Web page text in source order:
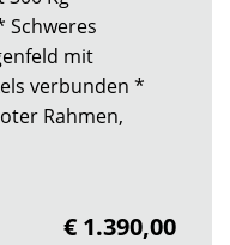
Schweres
mit
verbunden *
Rahmen,
€ 1.390,00